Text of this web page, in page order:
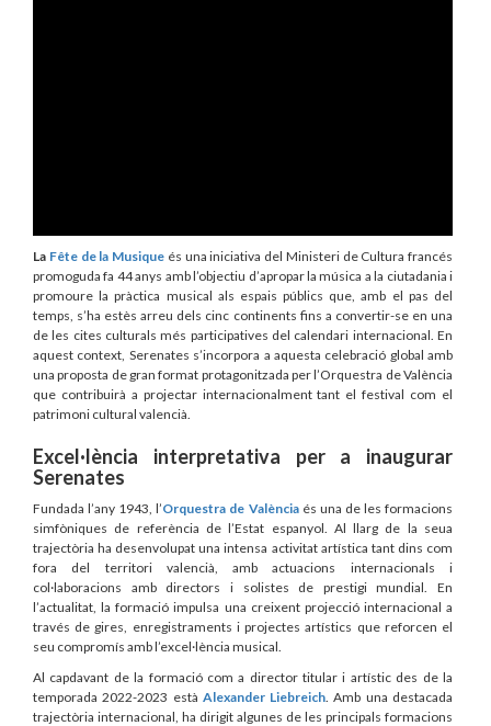
La Fête de la Musique és una iniciativa del Ministeri de Cultura francés
promoguda fa 44 anys amb l’objectiu d’apropar la música a la ciutadania i
promoure la pràctica musical als espais públics que, amb el pas del
temps, s’ha estès arreu dels cinc continents fins a convertir-se en una
de les cites culturals més participatives del calendari internacional. En
aquest context, Serenates s’incorpora a aquesta celebració global amb
una proposta de gran format protagonitzada per l’Orquestra de València
que contribuirà a projectar internacionalment tant el festival com el
patrimoni cultural valencià.
Excel·lència interpretativa per a inaugurar
Serenates
Fundada l’any 1943, l’Orquestra de Valènciaés una de les formacions
simfòniques de referència de l’Estat espanyol. Al llarg de la seua
trajectòria ha desenvolupat una intensa activitat artística tant dins com
fora del territori valencià, amb actuacions internacionals i
col·laboracions amb directors i solistes de prestigi mundial. En
l’actualitat, la formació impulsa una creixent projecció internacional a
través de gires, enregistraments i projectes artístics que reforcen el
seu compromís amb l’excel·lència musical.
Al capdavant de la formació com a director titular i artístic des de la
temporada 2022-2023 està Alexander Liebreich . Amb una destacada
trajectòria internacional, ha dirigit algunes de les principals formacions